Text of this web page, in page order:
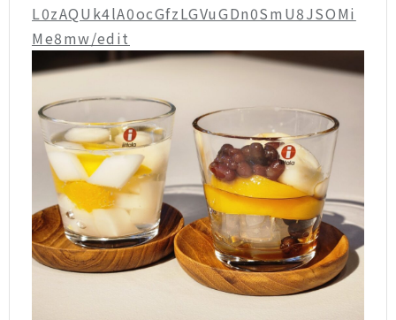
L0zAQUk4lA0ocGfzLGVuGDn0SmU8JSOMi
Me8mw/edit